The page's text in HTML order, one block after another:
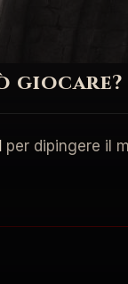
giocare?
per dipingere il